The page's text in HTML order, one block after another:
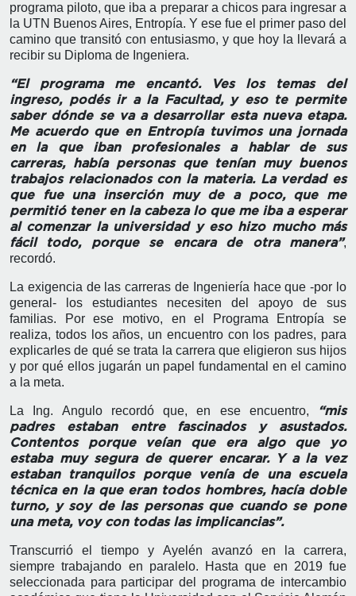
programa piloto, que iba a preparar a chicos para ingresar a
la UTN Buenos Aires, Entropía. Y ese fue el primer paso del
camino que transitó con entusiasmo, y que hoy la llevará a
recibir su Diploma de Ingeniera.
“El programa me encantó. Ves los temas del
ingreso, podés ir a la Facultad, y eso te permite
saber dónde se va a desarrollar esta nueva etapa.
Me acuerdo que en Entropía tuvimos una jornada
en la que iban profesionales a hablar de sus
carreras, había personas que tenían muy buenos
trabajos relacionados con la materia. La verdad es
que fue una inserción muy de a poco, que me
permitió tener en la cabeza lo que me iba a esperar
al comenzar la universidad y eso hizo mucho más
fácil todo, porque se encara de otra manera”,
recordó.
La exigencia de las carreras de Ingeniería hace que -por lo
general- los estudiantes necesiten del apoyo de sus
familias. Por ese motivo, en el Programa Entropía se
realiza, todos los años, un encuentro con los padres, para
explicarles de qué se trata la carrera que eligieron sus hijos
y por qué ellos jugarán un papel fundamental en el camino
a la meta.
La Ing. Angulo recordó que, en ese encuentro,
“mis
padres estaban entre fascinados y asustados.
Contentos porque veían que era algo que yo
estaba muy segura de querer encarar. Y a la vez
estaban tranquilos porque venía de una escuela
técnica en la que eran todos hombres, hacía doble
turno, y soy de las personas que cuando se pone
una meta, voy con todas las implicancias”.
Transcurrió el tiempo y Ayelén avanzó en la carrera,
siempre trabajando en paralelo. Hasta que en 2019 fue
seleccionada para participar del programa de intercambio